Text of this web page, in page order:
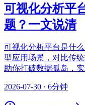
可视化分析平
题？一文说清
可视化分析平台是什
型应用场景，对比传
助你打破数据孤岛，实
2026-07-30 · 6分钟